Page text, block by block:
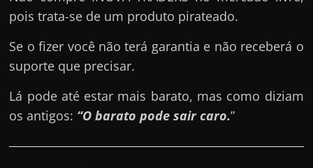
pois trata-se de um produto pirateado.
Se o fizer você não terá garantia e não receberá o
suporte que precisar.
Lá pode até estar mais barato, mas como diziam
os antigos: “O barato pode sair caro.”